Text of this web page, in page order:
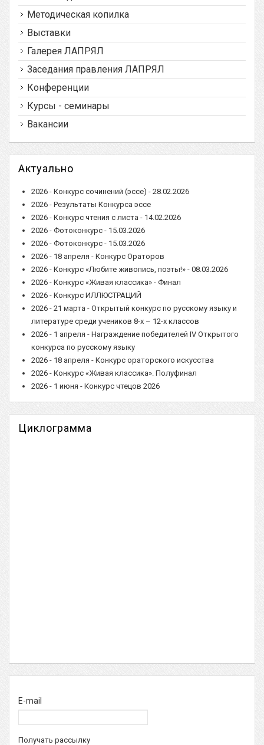
Методическая копилка
Выставки
Галерея ЛАПРЯЛ
Заседания правления ЛАПРЯЛ
Конференции
Курсы - семинары
Вакансии
Актуально
2026 - Конкурс сочинений (эссе) - 28.02.2026
2026 - Результаты Конкурса эссе
2026 - Конкурс чтения с листа - 14.02.2026
2026 - Фотоконкурс - 15.03.2026
2026 - Фотоконкурс - 15.03.2026
2026 - 18 апреля - Конкурс Ораторов
2026 - Конкурс «Любите живопись, поэты!» - 08.03.2026
2026 - Конкурс «Живая классика» - Финал
2026 - Конкурс ИЛЛЮСТРАЦИЙ
2026 - 21 марта - Открытый конкурс по русскому языку и
литературе среди учеников 8-х – 12-х классов
2026 - 1 апреля - Награждение победителей IV Открытого
конкурса по русскому языку
2026 - 18 апреля - Конкурс ораторского искусства
2026 - Конкурс «Живая классика». Полуфинал
2026 - 1 июня - Конкурс чтецов 2026
Циклограмма
E-mail
Получать рассылку